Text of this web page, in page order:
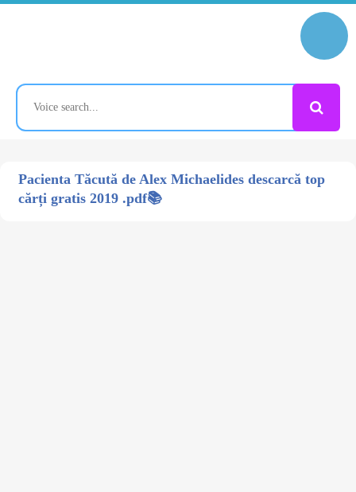
Pacienta Tăcută de Alex Michaelides descarcă top
cărți gratis 2019 .pdf📚